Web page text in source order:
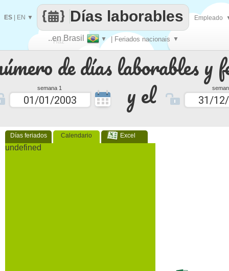
de días laborables y
semana 1 y el
Días feriados Calendario Excel
undefined
Haz
que
..en Brasil ▼ | Feriados nacionais ▼
Días laborables
ES EN ▼ Empleado